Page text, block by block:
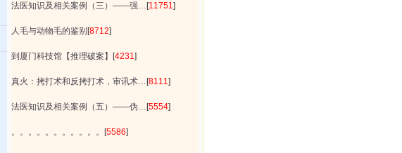
法医知识及相关案例（三）——强… [11751]
人毛与动物毛的鉴别 [8712]
到厦门科技馆【推理破案】 [4231]
真火：拷打术和反拷打术，审讯术… [8111]
法医知识及相关案例（五）——伪… [5554]
。。。。。。。。。。。 [5586]